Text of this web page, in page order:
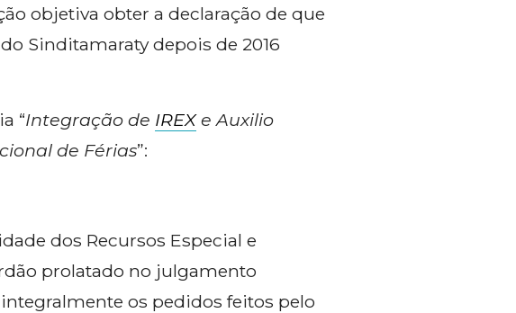
objetiva obter a declaração de que
Sinditamaraty depois de 2016
“Integração de IREXe Auxilio
de Férias”:
dos Recursos Especial e
prolatado no julgamento
os pedidos feitos pelo